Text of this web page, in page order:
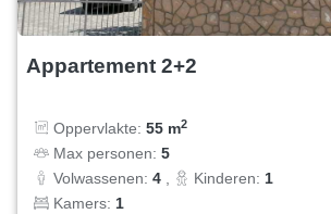
Appartement 2+2
Oppervlakte: 55 m2
Max personen: 5
Volwassenen: 4 Kinderen: 1
Kamers: 1